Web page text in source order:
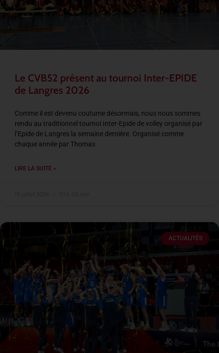
Le CVB52 présent au tournoi Inter-EPIDE
de Langres 2026
Comme il est devenu coutume désormais, nous nous sommes
rendu au traditionnel tournoi Inter-Epide de volley organisé par
l’Epide de Langres la semaine dernière. Organisé comme
chaque année par Thomas
LIRE LA SUITE »
ACTUALITÉS